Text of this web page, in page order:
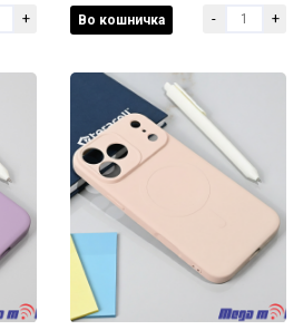
+
250 ден
Во кошничка - +